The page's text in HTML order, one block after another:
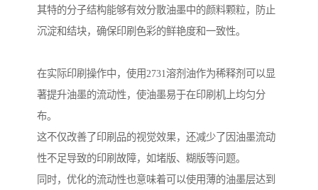
其特的分子结构能够有效分散油墨中的颜料颗粒，防止
沉淀和结块，确保印刷色彩的鲜艳度和一致性。
在实际印刷操作中，使用2731溶剂油作为稀释剂可以显
著提升油墨的流动性，使油墨易于在印刷机上均匀分
布。
这不仅改善了印刷品的视觉效果，还减少了因油墨流动
性不足导致的印刷故障，如堵版、糊版等问题。
同时，优化的流动性也意味着可以使用薄的油墨层达到